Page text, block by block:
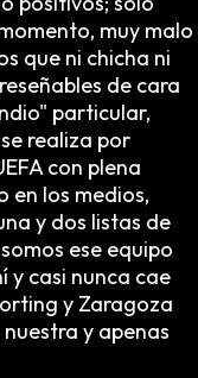
muy malo
que ni chicha ni
de cara
particular,
realiza por
con plena
en los medios,
y dos listas de
ese equipo
y casi nunca cae
y Zaragoza
y apenas